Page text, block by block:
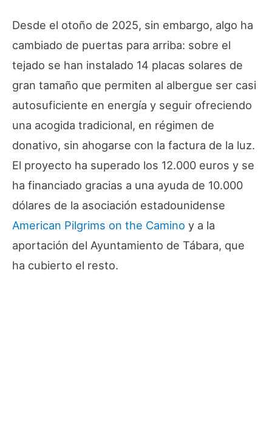
Desde el otoño de 2025, sin embargo, algo ha
cambiado de puertas para arriba: sobre el
tejado se han instalado 14 placas solares de
gran tamaño que permiten al albergue ser casi
autosuficiente en energía y seguir ofreciendo
una acogida tradicional, en régimen de
donativo, sin ahogarse con la factura de la luz.
El proyecto ha superado los 12.000 euros y se
ha financiado gracias a una ayuda de 10.000
dólares de la asociación estadounidense
American Pilgrims on the Camino y a la
aportación del Ayuntamiento de Tábara, que
ha cubierto el resto.